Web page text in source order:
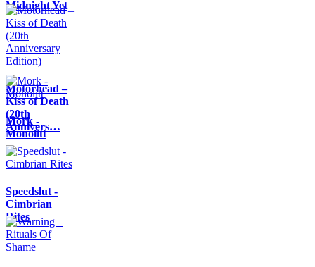
Midnight Yet
Motörhead –
Kiss of Death
(20th
Annivers…
Mork -
Monolitt
Speedslut -
Cimbrian
Rites